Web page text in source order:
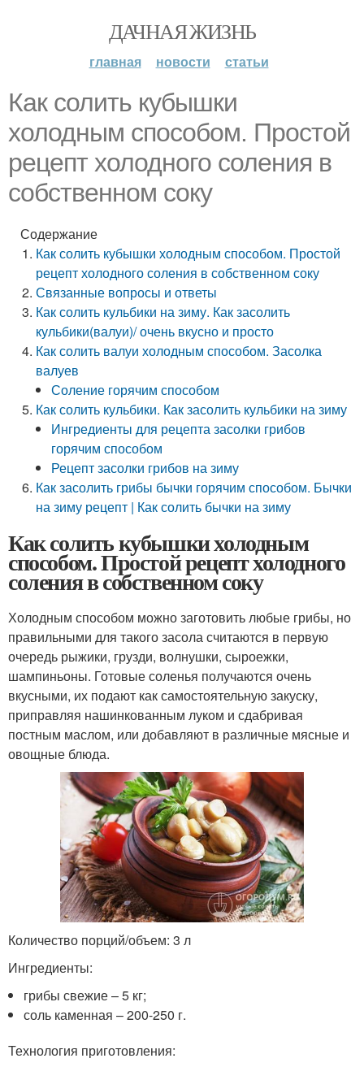
ДАЧНАЯ ЖИЗНЬ
главная новости статьи
Как солить кубышки
холодным способом. Простой
рецепт холодного соления в
собственном соку
Содержание
Как солить кубышки холодным способом. Простой
рецепт холодного соления в собственном соку
Связанные вопросы и ответы
Как солить кульбики на зиму. Как засолить
кульбики(валуи)/ очень вкусно и просто
Как солить валуи холодным способом. Засолка
валуев
Соление горячим способом
Как солить кульбики. Как засолить кульбики на зиму
Ингредиенты для рецепта засолки грибов
горячим способом
Рецепт засолки грибов на зиму
Как засолить грибы бычки горячим способом. Бычки
на зиму рецепт | Как солить бычки на зиму
Как солить кубышки холодным
способом. Простой рецепт холодного
соления в собственном соку
Холодным способом можно заготовить любые грибы, но
правильными для такого засола считаются в первую
очередь рыжики, грузди, волнушки, сыроежки,
шампиньоны. Готовые соленья получаются очень
вкусными, их подают как самостоятельную закуску,
приправляя нашинкованным луком и сдабривая
постным маслом, или добавляют в различные мясные и
овощные блюда.
Количество порций/объем: 3 л
Ингредиенты:
грибы свежие – 5 кг;
соль каменная – 200-250 г.
Технология приготовления: